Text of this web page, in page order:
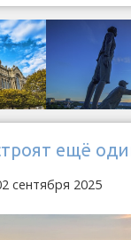
ещё
сентября 2025